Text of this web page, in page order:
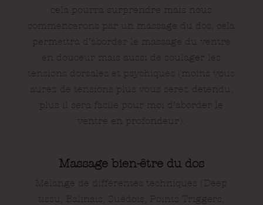
cela pourra surprendre mais nous
commencerons par un massage du dos, cela
permettra d’aborder le massage du ventre
en douceur mais aussi de soulager les
tensions dorsales et psychiques (moins vous
aurez de tensions plus vous serez detendu,
plus il sera facile pour moi d’aborder le
ventre en profondeur).
Massage bien-être du dos
Mélange de différentes techniques (Deep
tissu, Balinais, Suédois, Points Triggers,